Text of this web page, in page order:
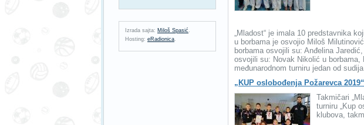
Izrada sajta: Miloš Spasić .
Hosting: eRadionica.
„Mladost“ je imala 10 predstavnika
u borbama je osvojio Miloš
borbama osvojili su: Anđelina
osvojili su: Novak Nikolić u borbama,
međunarodnom turniru jedan od
„KUP oslobođenja Požarevca 2019“
Takmičari
turniru „Kup
klubova,